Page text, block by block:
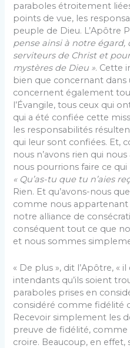
paraboles étroitement
points de vue, les
peuple de Dieu. L’Apôtre
pense ainsi à notre égard,
serviteurs de Christ et
mystères de Dieu ». Cette
bien que concernant dans
concernent également
l’Évangile, tous ceux qui
qui a été confiée cette
les responsabilités
qui leur sont confiées. Et,
nous n’avons rien qui
nous pourrions faire ce
« Qu’as-tu que tu n’aies
Rien. Et qu’avons-nous
comme nous appartenant
notre alliance de
conséquent tout ce que
et nous sommes
« De plus », dit l’Apôtre, «
intendants qu’ils soient
paraboles prises en
considéré comme fidélité
Recevoir simplement les
preuve de fidélité,
croire. Beaucoup, en